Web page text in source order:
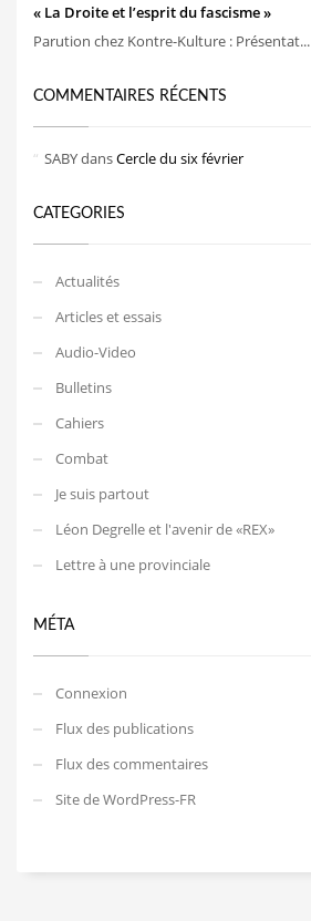
« La Droite et l’esprit du fascisme »
Parution chez Kontre-Kulture : Présentat...
COMMENTAIRES RÉCENTS
SABYdansCercle du six février
CATEGORIES
Actualités
Articles et essais
Audio-Video
Bulletins
Cahiers
Combat
Je suis partout
Léon Degrelle et l'avenir de «REX»
Lettre à une provinciale
MÉTA
Connexion
Flux des publications
Flux des commentaires
Site de WordPress-FR